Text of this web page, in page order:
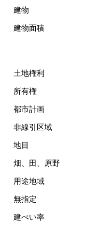
建物
建物面積
土地権利
所有権
都市計画
非線引区域
地目
畑、田、原野
用途地域
無指定
建ぺい率